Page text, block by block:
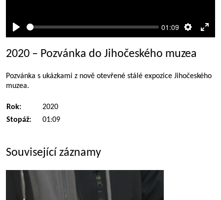
Přehrát
01:09
2020 – Pozvánka do Jihočeského muzea
Pozvánka s ukázkami z nově otevřené stálé expozice Jihočeského
muzea.
Rok:
2020
Stopáž:
01:09
Související záznamy